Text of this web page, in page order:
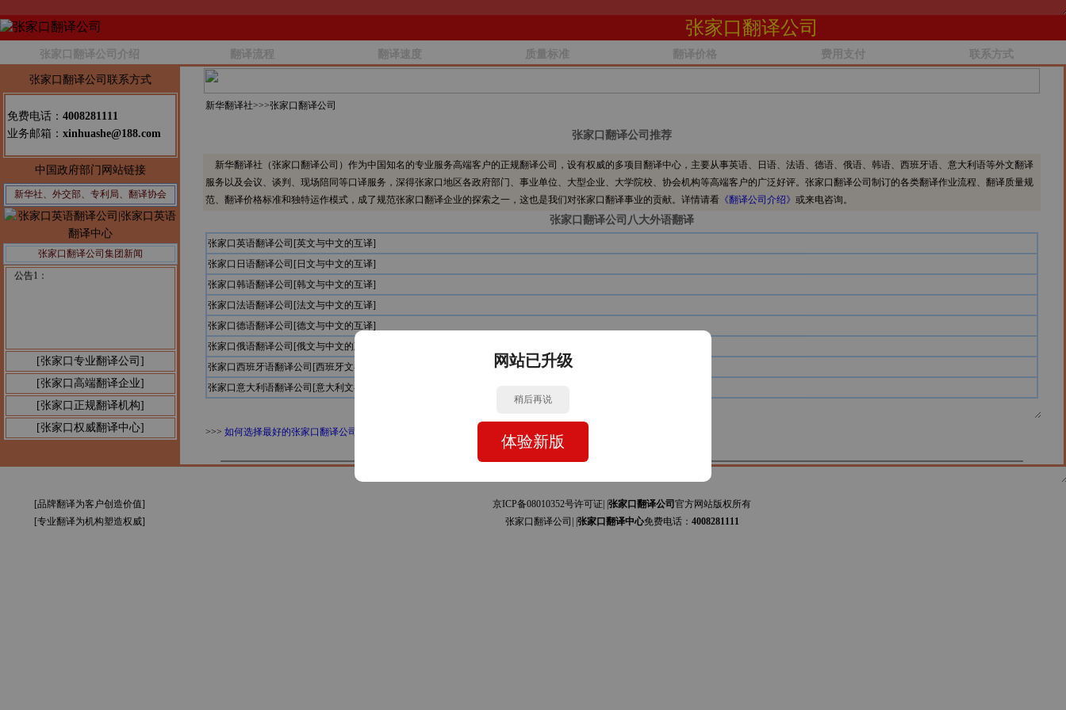
张家口翻译公司
张家口翻译公司介绍 翻译流程 翻译速度 质量标准 翻译价格 费用支付 联系方式
张家口翻译公司联系方式
免费电话： 4008281111
业务邮箱： xinhuashe@188.com
中国政府部门网站链接
新华社、外交部、专利局、翻译协会
张家口翻译公司集团新闻
公告1：
[张家口专业翻译公司]
[张家口高端翻译企业]
[张家口正规翻译机构]
[张家口权威翻译中心]
新华翻译社>>>张家口翻译公司
张家口翻译公司推荐
新华翻译社（张家口翻译公司）作为中国知名的专业服务高端客户的正规翻译公司，设有权威的多项目翻译中心，主要从事英语、日语、法语、德语、俄语、韩语、西班牙语、意大利语等外文翻译
服务以及会议、谈判、现场陪同等口译服务，深得张家口地区各政府部门、事业单位、大型企业、大学院校、协会机构等高端客户的广泛好评。张家口翻译公司制订的各类翻译作业流程、翻译质量规
范、翻译价格标准和独特运作模式，成了规范张家口翻译企业的探索之一，这也是我们对张家口翻译事业的贡献。详情请看 《翻译公司介绍》 或来电咨询。
张家口翻译公司八大外语翻译
张家口英语翻译公司[英文与中文的互译]
张家口日语翻译公司[日文与中文的互译]
张家口韩语翻译公司[韩文与中文的互译]
张家口法语翻译公司[法文与中文的互译]
张家口德语翻译公司[德文与中文的互译]
张家口俄语翻译公司[俄文与中文的互译]
张家口西班牙语翻译公司[西班牙文与中文的互译]
张家口意大利语翻译公司[意大利文与中文的互译]
>>> 如何选择最好的张家口翻译公司
[品牌翻译为客户创造价值]
[专业翻译为机构塑造权威]
京ICP备08010352号许可证| | 张家口翻译公司 官方网站版权所有
张家口翻译公司| | 张家口翻译中心免费电话： 4008281111
网站已升级
稍后再说
体验新版